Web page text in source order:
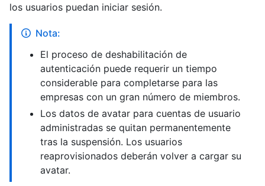
los usuarios puedan iniciar sesión.
Nota:
El proceso de deshabilitación de
autenticación puede requerir un tiempo
considerable para completarse para las
empresas con un gran número de miembros.
Los datos de avatar para cuentas de usuario
administradas se quitan permanentemente
tras la suspensión. Los usuarios
reaprovisionados deberán volver a cargar su
avatar.